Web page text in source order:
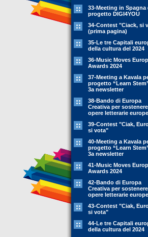
33-Meeting in Spagna
progetto DIGI4YOU
34-Contest "Ciack, si
(prima pagina)
35-Le tre Capitali
della cultura del 2024
36-Music Moves
Awards 2024
37-Meeting a Kavala
progetto “Learn
3a newsletter
38-Bando di Europa
Creativa per
opere letterarie
39-Contest "Ciak,
si vota"
40-Meeting a Kavala
progetto “Learn
3a newsletter
41-Music Moves
Awards 2024
42-Bando di Europa
Creativa per
opere letterarie
43-Contest "Ciak,
si vota"
44-Le tre Capitali
della cultura del 2024